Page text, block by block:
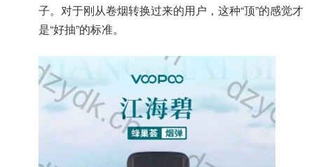
子。对于刚从卷烟转换过来的用户，这种“顶”的感觉才
是“好抽”的标准。